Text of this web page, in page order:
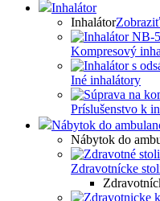
Inhalátor
Inhalátor
Kompresový
Iné inhalátory
Príslušenstvo k
Nábytok do
Nábytok do
Zdravotnícke